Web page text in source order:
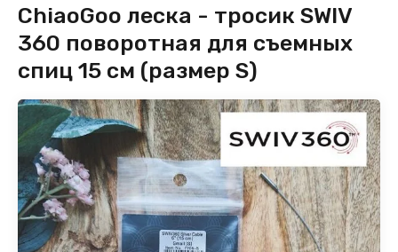
Hiya
Yarns
ChiaoGoo леска - тросик SWIV
360 поворотная для съемных
спиц 15 см (размер S)